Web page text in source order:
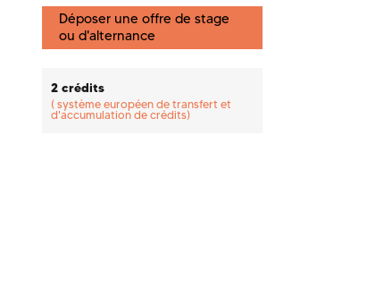
Déposer une offre de stage
ou d'alternance
2 crédits
( système européen de transfert et
d'accumulation de crédits)